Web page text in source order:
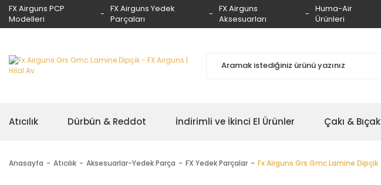
FX Airguns PCP
Modelleri
FX Airguns Yedek
Parçaları
FX Airguns
Aksesuarları
Huma-Air
Ürünleri
Atıcılık Dürbün & Reddot İndirimli ve İkinci El Ürünler Çakı & Bıçak
Anasayfa Atıcılık Aksesuarlar-Yedek Parça FX Yedek Parçalar Fx Airguns Grs Gmc Lamine Dipçik